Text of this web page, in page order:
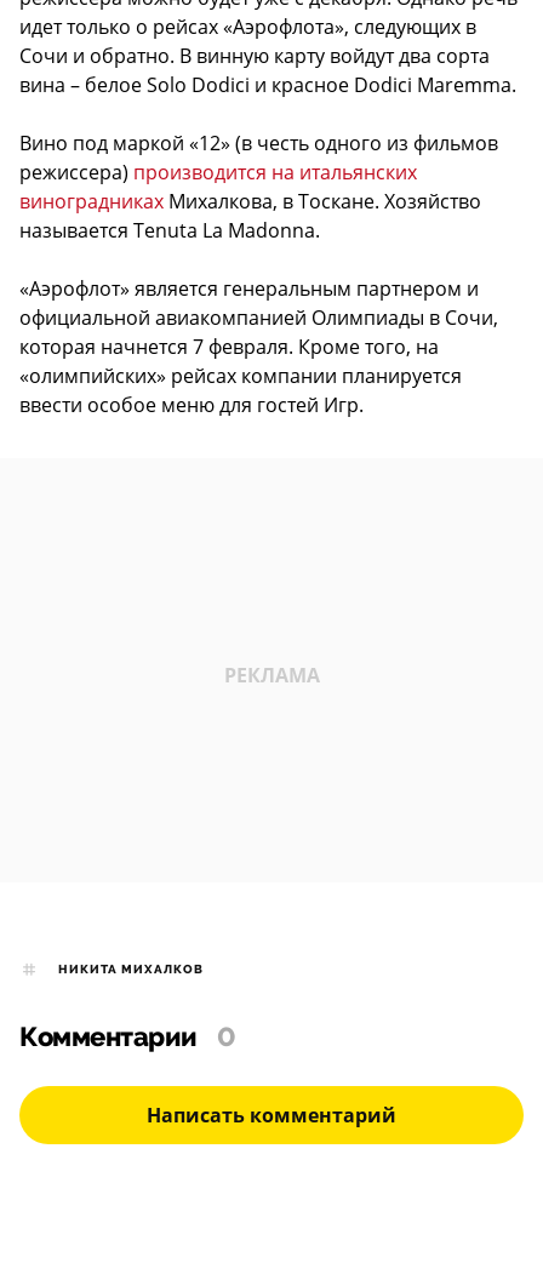
идет только о рейсах «Аэрофлота», следующих в
Сочи и обратно. В винную карту войдут два сорта
вина – белое Solo Dodici и красное Dodici Maremma.
Вино под маркой «12» (в честь одного из фильмов
режиссера) производится на итальянских
виноградниках Михалкова, в Тоскане. Хозяйство
называется Tenuta La Madonna.
«Аэрофлот» является генеральным партнером и
официальной авиакомпанией Олимпиады в Сочи,
которая начнется 7 февраля. Кроме того, на
«олимпийских» рейсах компании планируется
ввести особое меню для гостей Игр.
НИКИТА МИХАЛКОВ
Комментарии 0
Написать комментарий